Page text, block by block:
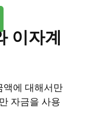
이자계
액에 대해서만
자금을 사용